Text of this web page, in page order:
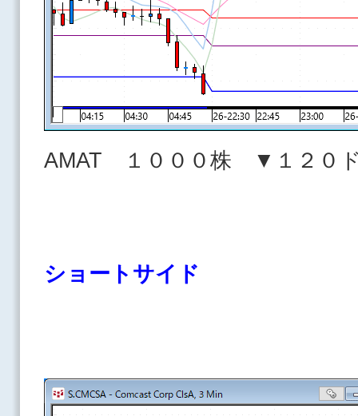
AMAT １０００株 ▼１２０
ショートサイド